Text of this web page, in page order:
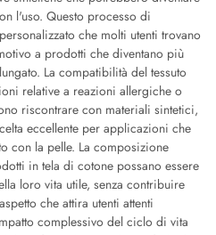
l'uso. Questo processo di
che molti utenti trovano
a prodotti che diventano più
La compatibilità del tessuto
relative a reazioni allergiche o
riscontrare con materiali sintetici,
eccellente per applicazioni che
con la pelle. La composizione
in tela di cotone possano essere
loro vita utile, senza contribuire
che attira utenti attenti
complessivo del ciclo di vita